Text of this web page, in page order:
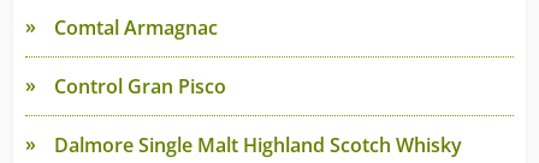
Comtal Armagnac
Control Gran Pisco
Dalmore Single Malt Highland Scotch Whisky